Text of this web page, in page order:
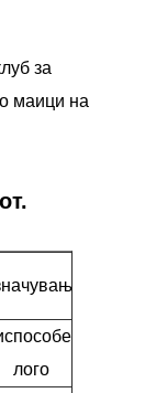
за
маици на
лого